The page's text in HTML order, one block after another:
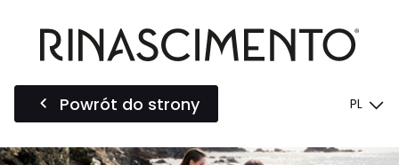
Powrót do strony PL